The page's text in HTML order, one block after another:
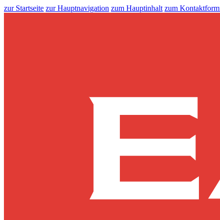
zur Startseite zur Hauptnavigation zum Hauptinhalt zum